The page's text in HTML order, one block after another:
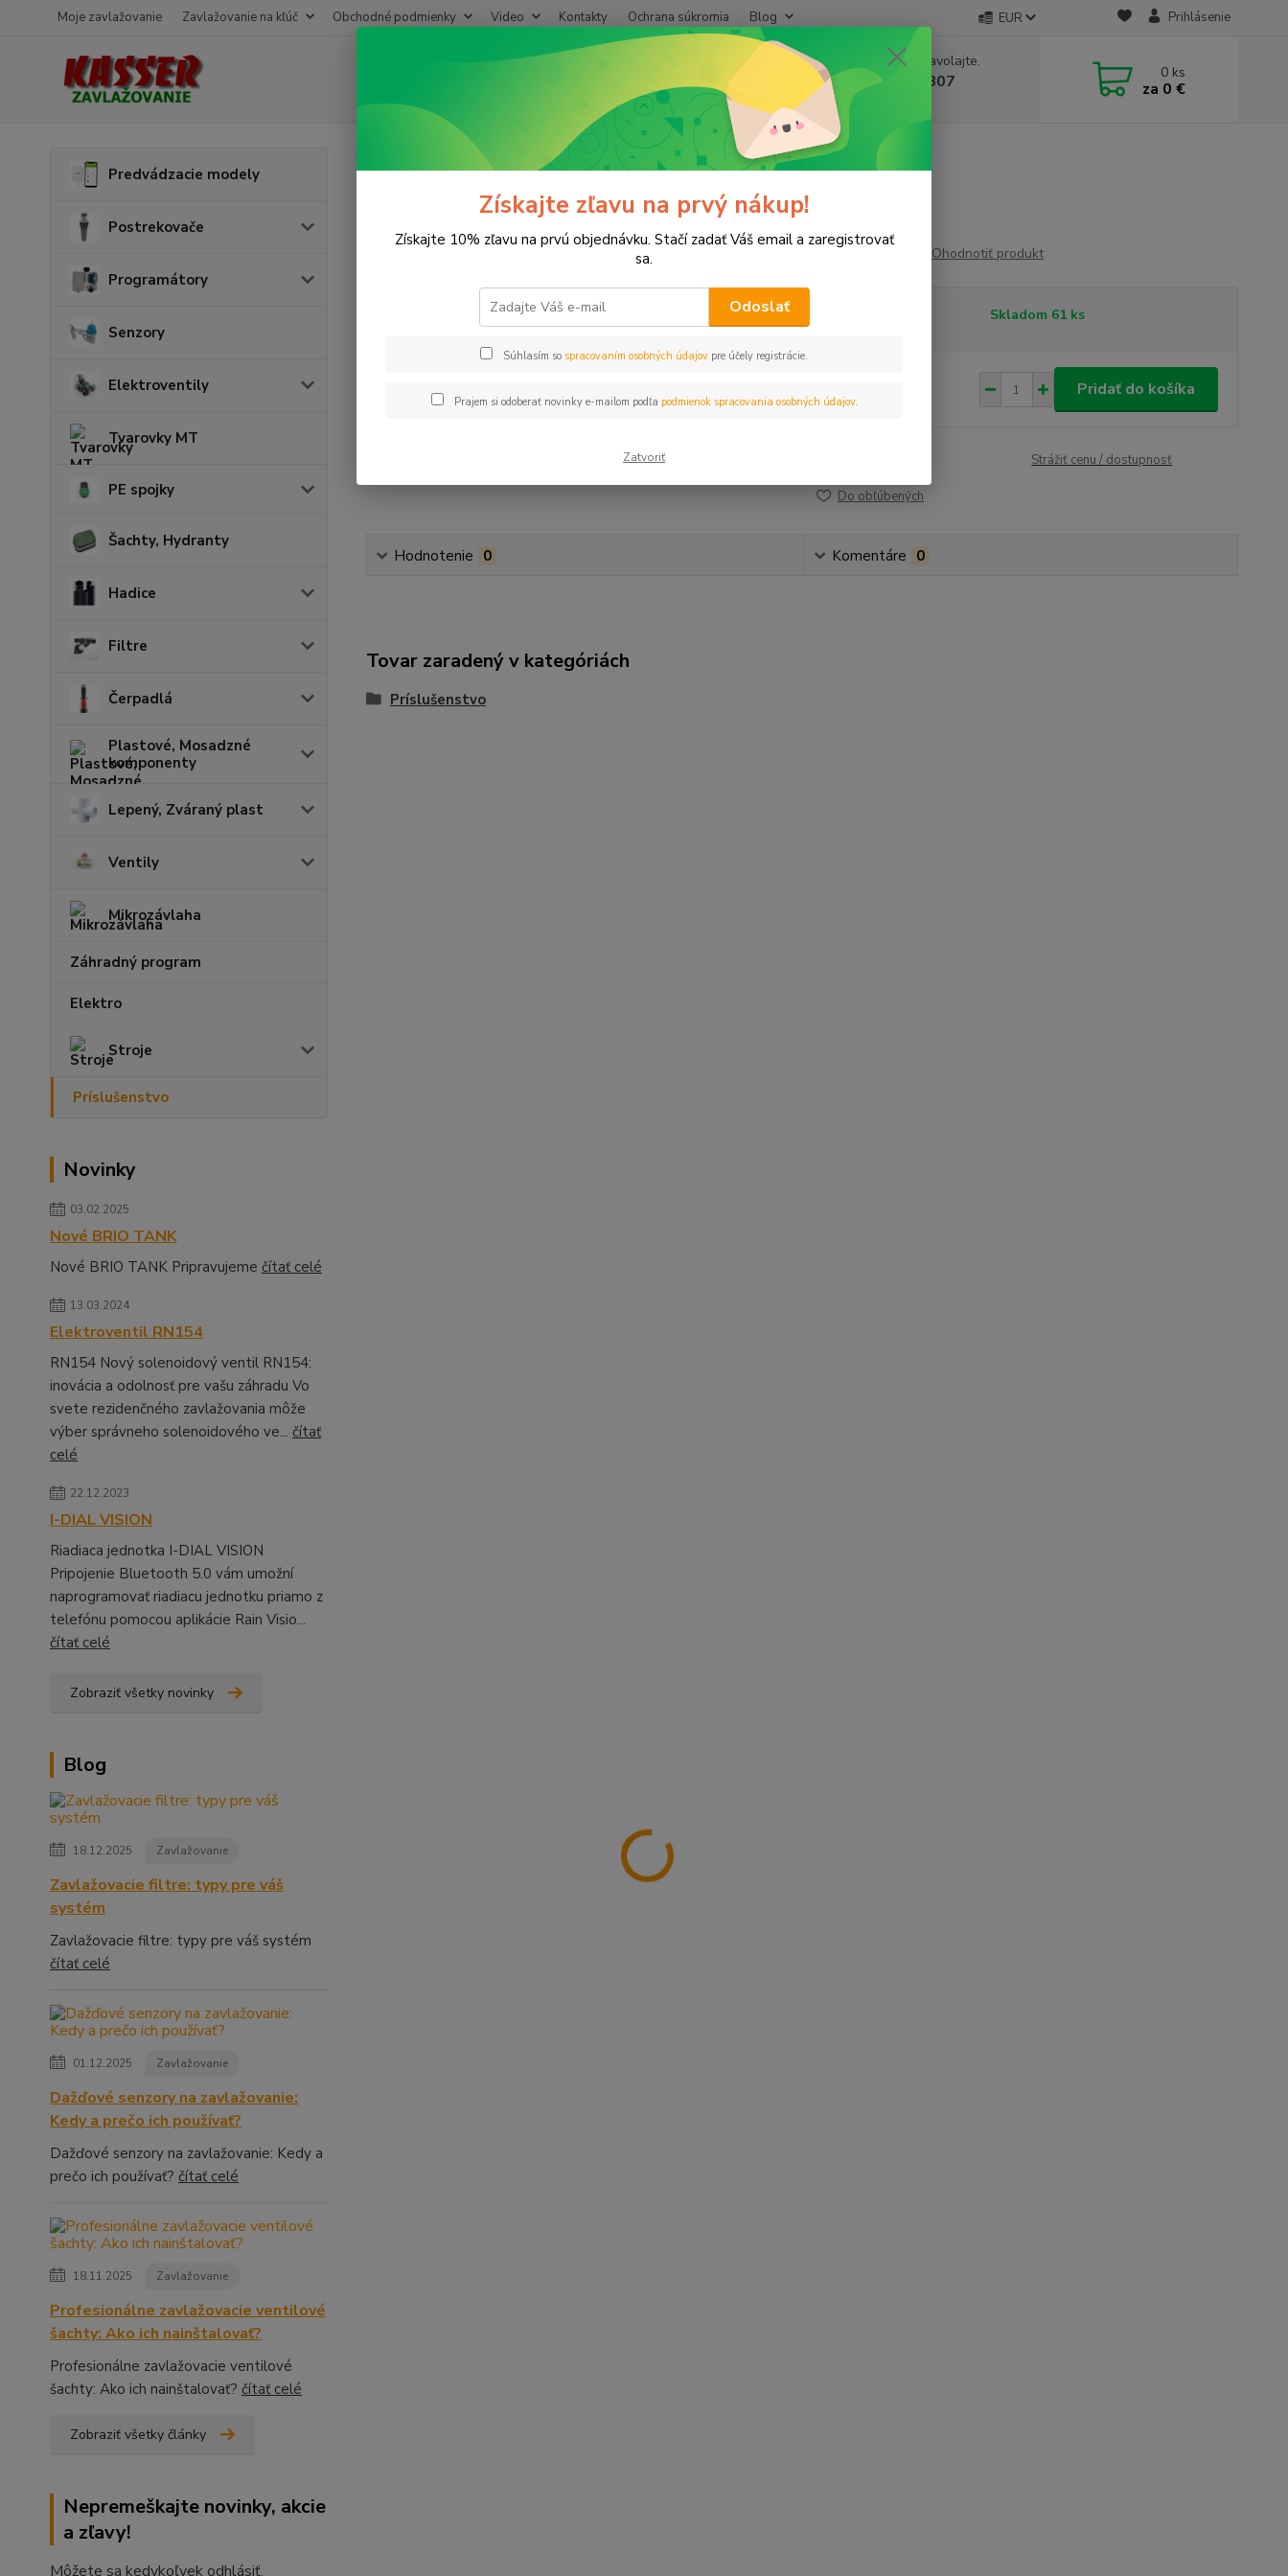
Moje zavlažovanie Zavlažovanie na kľúč Obchodné podmienky Video Kontakty Ochrana súkromia Blog EUR Prihlásenie
Neviete si rady? Zavolajte.
+421 911 131 807
(Po-Pia, 8-17 hod.)
0 ks
za 0 €
Predvádzacie modely
Postrekovače
Programátory
Senzory
Elektroventily
Tvarovky MT
PE spojky
Šachty, Hydranty
Hadice
Filtre
Čerpadlá
Plastové, Mosadzné
komponenty
Lepený, Zváraný plast
Ventily
Mikrozávlaha
Záhradný program
Elektro
Stroje
Príslušenstvo
Novinky
03.02.2025
Nové BRIO TANK
Nové BRIO TANK Pripravujeme čítať celé
13.03.2024
Elektroventil RN154
RN154 Nový solenoidový ventil RN154:
inovácia a odolnosť pre vašu záhradu Vo
svete rezidenčného zavlažovania môže
výber správneho solenoidového ve... čítať
celé
22.12.2023
I-DIAL VISION
Riadiaca jednotka I-DIAL VISION
Pripojenie Bluetooth 5.0 vám umožní
naprogramovať riadiacu jednotku priamo z
telefónu pomocou aplikácie Rain Visio...
čítať celé
Zobraziť všetky novinky
Blog
18.12.2025 Zavlažovanie
Zavlažovacie filtre: typy pre váš
systém
Zavlažovacie filtre: typy pre váš systém
čítať celé
01.12.2025 Zavlažovanie
Dažďové senzory na zavlažovanie:
Kedy a prečo ich používať?
Dažďové senzory na zavlažovanie: Kedy a
prečo ich používať? čítať celé
18.11.2025 Zavlažovanie
Profesionálne zavlažovacie ventilové
šachty: Ako ich nainštalovať?
Profesionálne zavlažovacie ventilové
šachty: Ako ich nainštalovať? čítať celé
Zobraziť všetky články
Nepremeškajte novinky, akcie
a zľavy!
Môžete sa kedykoľvek odhlásiť.
Príslušenstvo Príchytka RABOV 5/4" 39-46 2 skrutky
Príchytka RABOV 5/4" 39-46 2 skrutky
Ohodnotiť produkt
Skladom 61 ks
0,80 €
Pridať do košíka
Strážiť cenu / dostupnosť
Do obľúbených
Hodnotenie 0 Komentáre 0
Tovar zaradený v kategóriách
Príslušenstvo
Získajte zľavu na prvý nákup!
Získajte 10% zľavu na prvú objednávku. Stačí zadať Váš email a zaregistrovať
sa.
Odoslať
Súhlasím so spracovaním osobných údajov pre účely registrácie.
Prajem si odoberať novinky e-mailom podľa podmienok spracovania osobných údajov.
Zatvoriť